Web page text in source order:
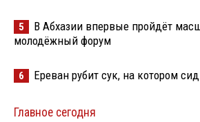
5
В Абхазии впервые пройдёт
молодёжный форум
6 Ереван рубит сук, на котором
Главное сегодня